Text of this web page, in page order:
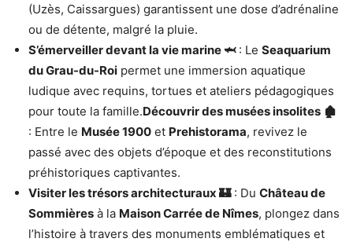
(Uzès, Caissargues) garantissent une dose d’adrénaline
ou de détente, malgré la pluie.
S’émerveiller devant la vie marine 🦈: Le Seaquarium
du Grau-du-Roi permet une immersion aquatique
ludique avec requins, tortues et ateliers pédagogiques
pour toute la famille.Découvrir des musées insolites 🏚️
: Entre le Musée 1900 et Prehistorama, revivez le
passé avec des objets d’époque et des reconstitutions
préhistoriques captivantes.
Visiter les trésors architecturaux 🏰: Du Château de
Sommières à la Maison Carrée de Nîmes, plongez dans
l’histoire à travers des monuments emblématiques et